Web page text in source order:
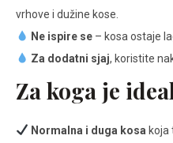
vrhove i dužine kose.
Ne ispire se– kosa ostaje
Za dodatni sjaj, koristite
Za koga je
Normalna i duga kosa koja